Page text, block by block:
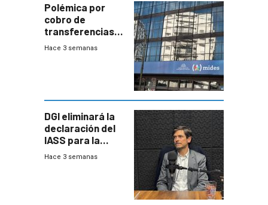
Polémica por
cobro de
transferencias
del Mides en
Hace 3 semanas
DGI eliminará la
declaración del
IASS para la
mayoría de los
Hace 3 semanas